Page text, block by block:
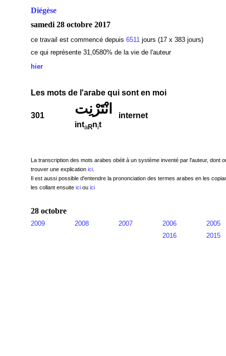
Diégèse
samedi 28 octobre 2017
ce travail est commencé depuis 6511jours (17 x 383 jours)
ce qui représente 31,0580% de la vie de l'auteur
hier
Les mots de l'arabe qui sont en moi
301 انْتَرْنِت
internet
intaRnit
La transcription des mots arabes obéit à un système inventé par l'auteur, dont
trouver une explication ici.
Il est aussi possible d'entendre la prononciation des termes arabes en les
les collant ensuite iciou ici
28 octobre
2009 2008 2007 2006
2005
2016
2015